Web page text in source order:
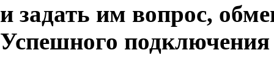
и задать им вопрос,
Успешного подключения